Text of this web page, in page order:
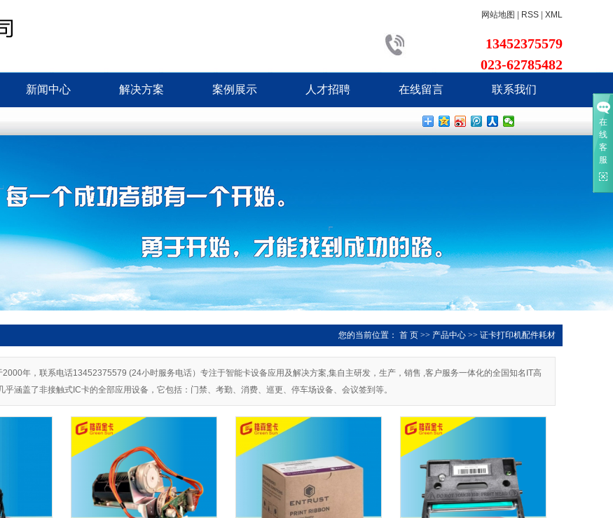
网站地图 RSS XML
13452375579
023-62785482
新闻中心 解决方案 案例展示 人才招聘 在线留言 联系我们
您的当前位置： 首 页 >> 产品中心 >> 证卡打印机配件耗材
年，联系电话13452375579 (24小时服务电话）专注于智能卡设备应用及解决方案,集自主研发，生产，销售 ,客户服务一体化的全国知名IT高
乎涵盖了非接触式IC卡的全部应用设备，它包括：门禁、考勤、消费、巡更、停车场设备、会议签到等。
在
线
客
服